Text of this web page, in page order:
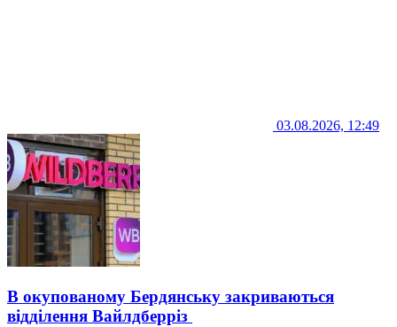
03.08.2026, 12:49
В окупованому Бердянську закриваються
відділення Вайлдберріз